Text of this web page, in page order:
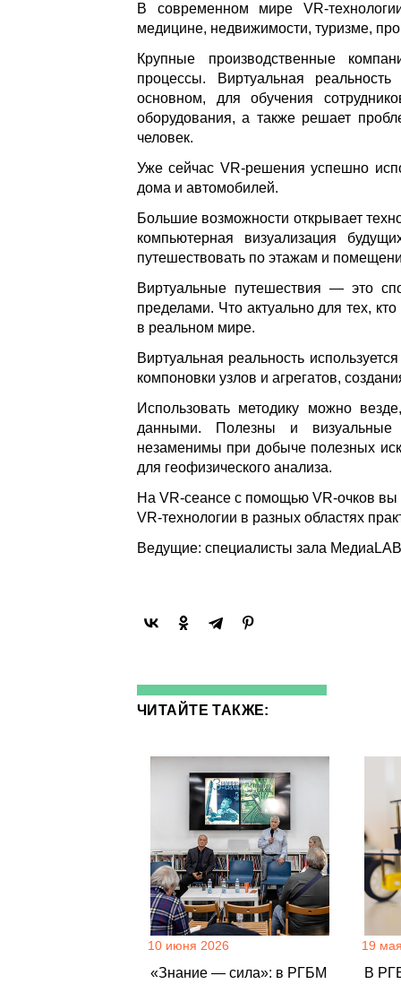
В современном мире VR-
медицине, недвижимости, туризме,
Крупные производственные
процессы. Виртуальная
основном, для обучения
оборудования, а также решает
человек.
Уже сейчас VR-решения успешно
дома и автомобилей.
Большие возможности открывает
компьютерная визуализация
путешествовать по этажам и
Виртуальные путешествия — это
пределами. Что актуально для тех,
в реальном мире.
Виртуальная реальность
компоновки узлов и агрегатов,
Использовать методику можно
данными. Полезны и
незаменимы при добыче полезных
для геофизического анализа.
На VR-сеансе с помощью VR-очков вы
VR-технологии в разных областях
Ведущие: специалисты зала
ЧИТАЙТЕ ТАКЖЕ:
10 июня 2026
«Знание — сила»: в РГБМ
19
В